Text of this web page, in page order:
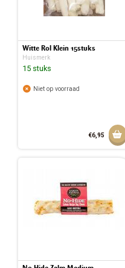
Witte Rol Klein 15stuks
Huismerk
15 stuks
Niet op voorraad
€6,95